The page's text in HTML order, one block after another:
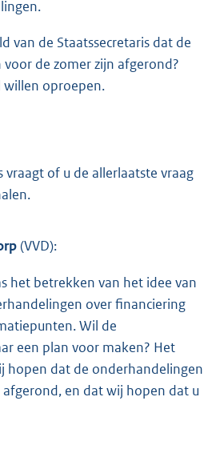
van de Staatssecretaris dat de
de zomer zijn afgerond?
willen oproepen.
vraagt of u de allerlaatste vraag
(VVD):
het betrekken van het idee van
over financiering
Wil de
een plan voor maken? Het
hopen dat de onderhandelingen
en dat wij hopen dat u